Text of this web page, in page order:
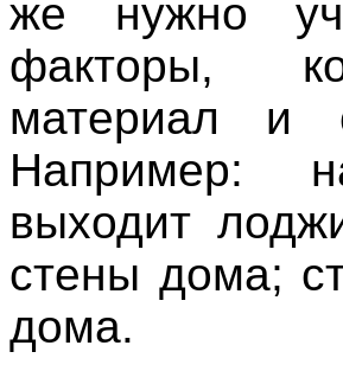
же нужно
факторы,
материал и
Например:
выходит
стены дома;
дома.